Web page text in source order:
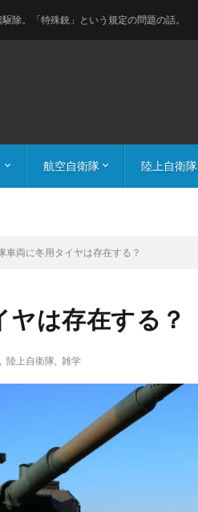
航空自衛隊 陸上自衛隊
銃」という規定の問題の話。
車両に冬用タイヤは存在する？
ヤは存在する？
陸上自衛隊 雑学